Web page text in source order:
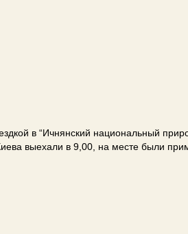
в “Ичнянский национальный
выехали в 9,00, на месте были